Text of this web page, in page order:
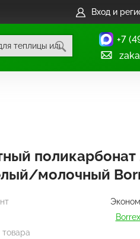
Вход и
+7
молочный
Эконом
Borrex
товара